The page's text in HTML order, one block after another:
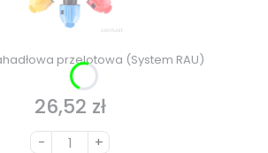
przelotowa (System RAU)
Cena
26,52 zł
- +